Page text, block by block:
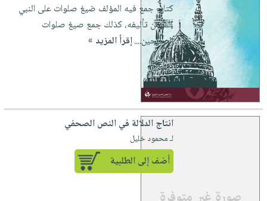
كتاب جمع فيه المؤلف ضيغ صلوات على النبي
ﷺ من تأليفه، كذلك جمع صيغ صلوات
الصالحين....إقرأ المزيد »
انتاج الدلالة في النص الصحفي
لـ محمود خليل
أضف إلى الطلبية